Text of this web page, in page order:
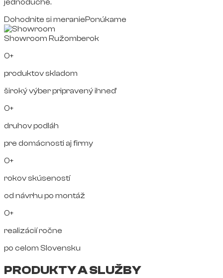
jednoduché.
Dohodnite si meraniePonúkame
Showroom Ružomberok
0+
produktov skladom
široký výber pripravený ihneď
0+
druhov podláh
pre domácnosti aj firmy
0+
rokov skúseností
od návrhu po montáž
0+
realizácií ročne
po celom Slovensku
PRODUKTY A SLUŽBY